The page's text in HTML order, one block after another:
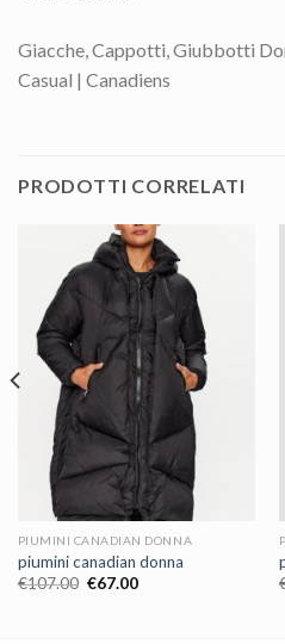
Giacche, Cappotti, Giubbotti
Casual | Canadiens
PRODOTTI CORRELATI
PIUMINI CANADIAN DONNA
piumini canadian donna
€107.00 €67.00